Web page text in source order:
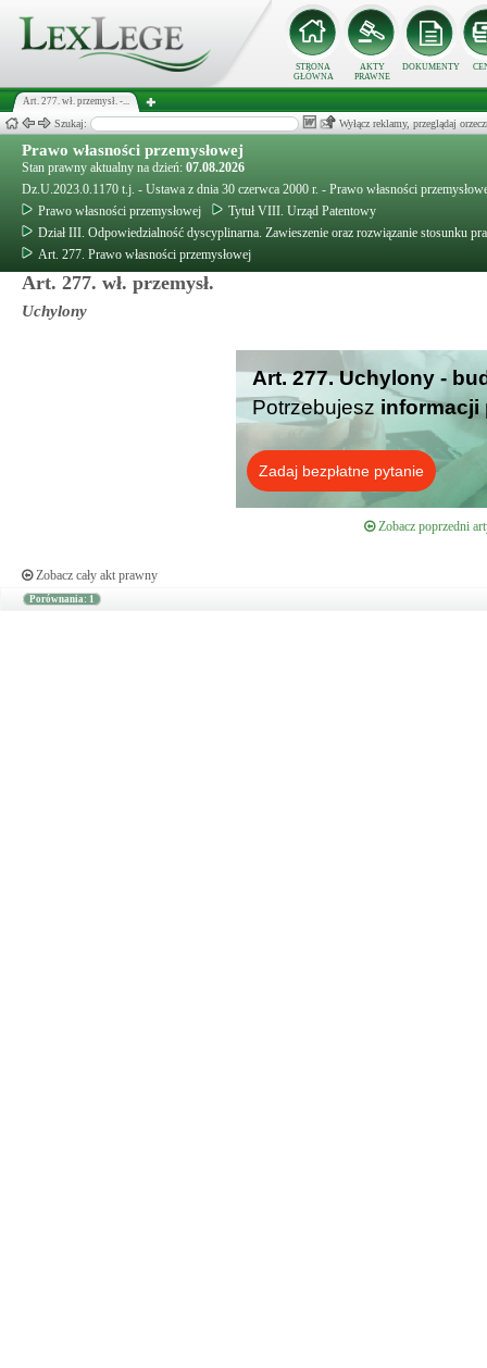
STRONA
GŁÓWNA
AKTY
PRAWNE
DOKUMENTY
Art. 277. wł. przemysł. -...
Szukaj: Wyłącz reklamy, przeglądaj
Prawo własności przemysłowej
Stan prawny aktualny na dzień: 07.08.2026
Dz.U.2023.0.1170 t.j. - Ustawa z dnia 30 czerwca 2000 r. - Prawo własności
Prawo własności przemysłowej
Tytuł VIII. Urząd Patentowy
Dział III. Odpowiedzialność dyscyplinarna. Zawieszenie oraz rozwiązanie stosunku
Art. 277. Prawo własności przemysłowej
Art. 277. wł. przemysł.
Uchylony
Art. 277. Uchylony -
Potrzebujesz informacji
Zadaj bezpłatne pytanie
Zobacz poprzedni
Zobacz cały akt prawny
Porównania: 1